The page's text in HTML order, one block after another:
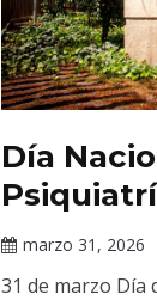
Efemérides
de Salud
Mental
Día
marzo 31, 2026
31 de marzo Día